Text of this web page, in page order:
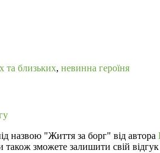
та близьких, невинна героїня
назвою "Життя за борг" від автора
зможете залишити свій